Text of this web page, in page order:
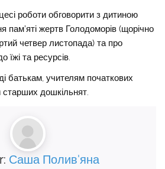
роботи обговорити з дитиною
пам’яті жертв Голодоморів (щорічно
четвер листопада) та про
та ресурсів.
батькам, учителям початкових
старших дошкільнят.
Саша Полив'яна